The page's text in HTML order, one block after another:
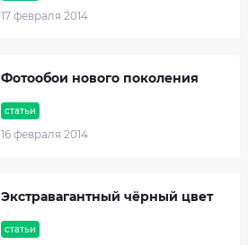
17 февраля 2014
статьи
16 февраля 2014
Фотообои нового поколения
статьи
Экстравагантный чёрный цвет